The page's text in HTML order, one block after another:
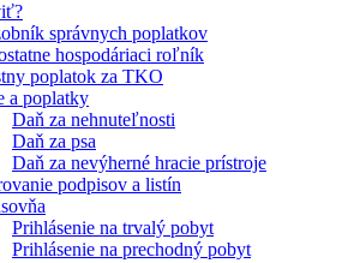
správnych poplatkov
hospodáriaci roľník
poplatok za TKO
a poplatky
Daň za nehnuteľnosti
Daň za psa
Daň za nevýherné hracie prístroje
podpisov a listín
Prihlásenie na trvalý pobyt
Prihlásenie na prechodný pobyt